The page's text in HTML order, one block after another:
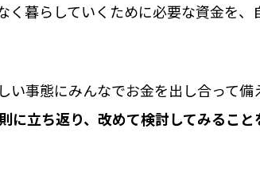
暮らしていくために必要な資金を、
事態にみんなでお金を出し合って備
立ち返り、改めて検討してみること